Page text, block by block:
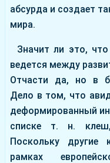
абсурда и создает
мира.
Значит ли это,
ведется между
Отчасти да, но в
Дело в том, что
деформированный
списке т. н. клеш,
Поскольку
рамках